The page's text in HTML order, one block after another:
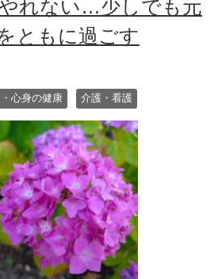
れない…少しでも元
ともに過ごす
心身の健康 介護・看護